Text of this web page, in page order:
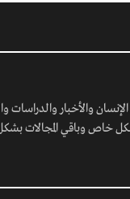
والأخبار والدراسات
خاص وباقي المجالات